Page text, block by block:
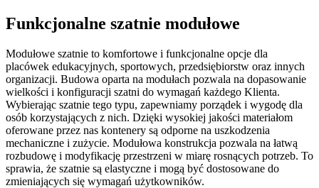
Funkcjonalne szatnie modułowe
Modułowe szatnie to komfortowe i funkcjonalne opcje dla
placówek edukacyjnych, sportowych, przedsiębiorstw oraz innych
organizacji. Budowa oparta na modułach pozwala na dopasowanie
wielkości i konfiguracji szatni do wymagań każdego Klienta.
Wybierając szatnie tego typu, zapewniamy porządek i wygodę dla
osób korzystających z nich. Dzięki wysokiej jakości materiałom
oferowane przez nas kontenery są odporne na uszkodzenia
mechaniczne i zużycie. Modułowa konstrukcja pozwala na łatwą
rozbudowę i modyfikację przestrzeni w miarę rosnących potrzeb. To
sprawia, że szatnie są elastyczne i mogą być dostosowane do
zmieniających się wymagań użytkowników.